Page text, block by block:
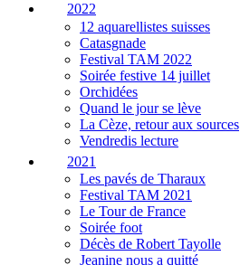
2022
12 aquarellistes suisses
Catasgnade
Festival TAM 2022
Soirée festive 14 juillet
Orchidées
Quand le jour se lève
La Cèze, retour aux sources
Vendredis lecture
2021
Les pavés de Tharaux
Festival TAM 2021
Le Tour de France
Soirée foot
Décès de Robert Tayolle
Jeanine nous a quitté